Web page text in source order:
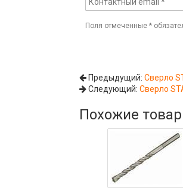
Поля отмеченные*
Предыдущий:Сверло
Следующий:Сверло
Похожие